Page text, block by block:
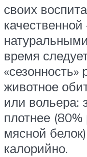
своих
время
«сезонность»
животное
или вольера:
плотнее (80%
мясной
калорийно.